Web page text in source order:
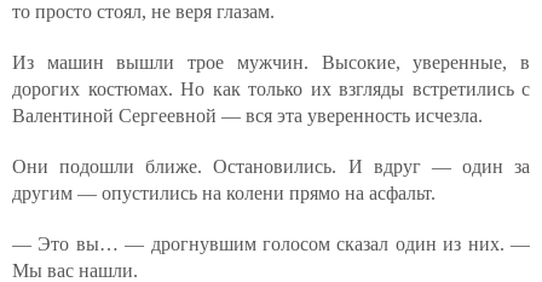
то просто стоял, не веря глазам.
Из машин вышли трое мужчин. Высокие, уверенные, в
дорогих костюмах. Но как только их взгляды встретились с
Валентиной Сергеевной — вся эта уверенность исчезла.
Они подошли ближе. Остановились. И вдруг — один за
другим — опустились на колени прямо на асфальт.
— Это вы… — дрогнувшим голосом сказал один из них. —
Мы вас нашли.